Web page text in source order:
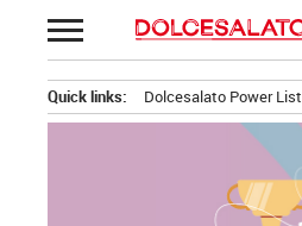
Passa
al
Quick links: Dolcesalato Power List